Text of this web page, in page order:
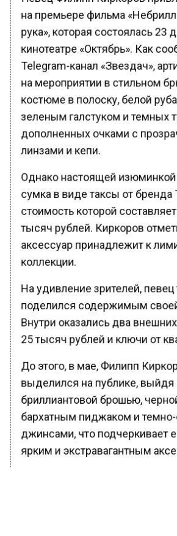
на премьере фильма
рука», которая состоялась 23
кинотеатре «Октябрь». Как
Telegram-канал «Звездач»,
на мероприятии в стильном
костюме в полоску, белой
зеленым галстуком и темных
дополненных очками с
линзами и кепи.
Однако настоящей изюминкой
сумка в виде таксы от бренда
стоимость которой
тысяч рублей. Киркоров
аксессуар принадлежит к
коллекции.
На удивление зрителей, певец
поделился содержимым
Внутри оказались два
25 тысяч рублей и ключи от
До этого, в мае, Филипп
выделился на публике, выйдя
бриллиантовой брошью,
бархатным пиджаком и
джинсами, что подчеркивает
ярким и экстравагантным